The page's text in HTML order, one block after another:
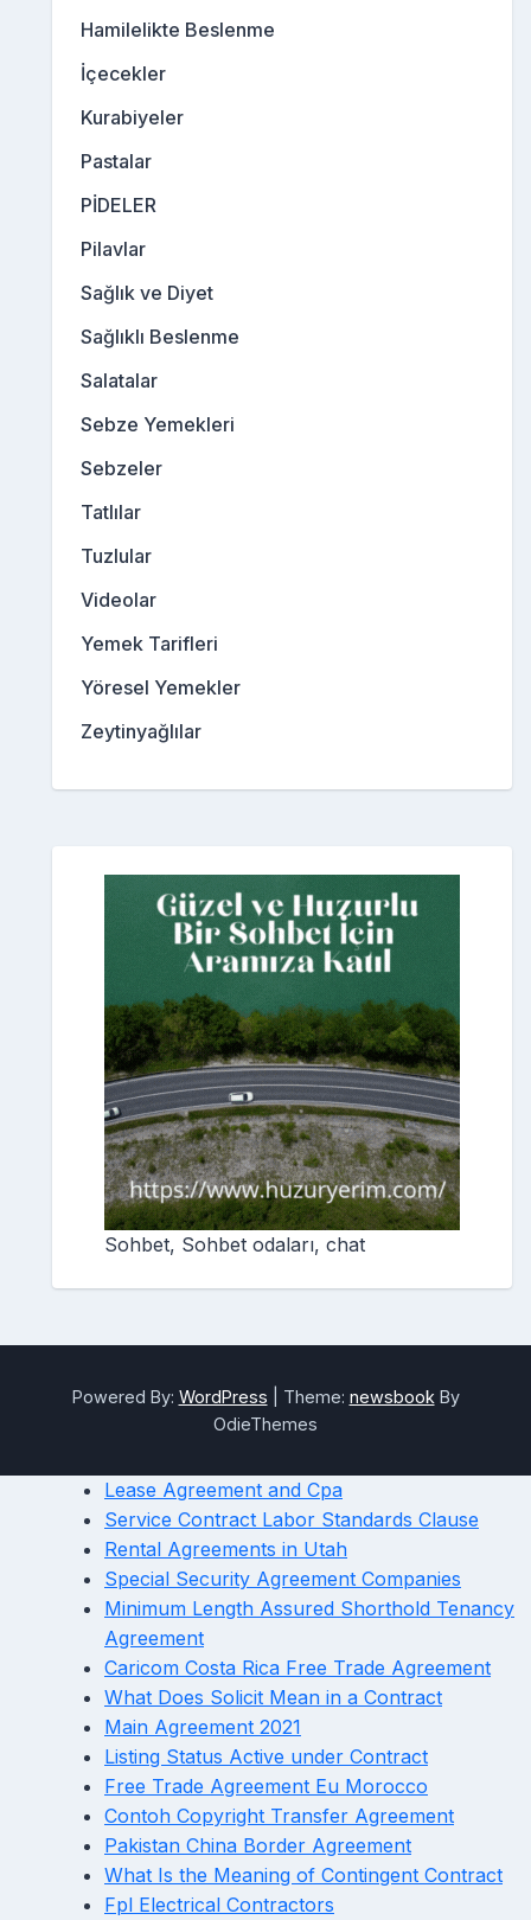
Hamilelikte Beslenme
İçecekler
Kurabiyeler
Pastalar
PİDELER
Pilavlar
Sağlık ve Diyet
Sağlıklı Beslenme
Salatalar
Sebze Yemekleri
Sebzeler
Tatlılar
Tuzlular
Videolar
Yemek Tarifleri
Yöresel Yemekler
Zeytinyağlılar
Sohbet, Sohbet odaları, chat
Powered By: WordPress Theme: newsbook By
OdieThemes
Lease Agreement and Cpa
Service Contract Labor Standards Clause
Rental Agreements in Utah
Special Security Agreement Companies
Minimum Length Assured Shorthold Tenancy
Agreement
Caricom Costa Rica Free Trade Agreement
What Does Solicit Mean in a Contract
Main Agreement 2021
Listing Status Active under Contract
Free Trade Agreement Eu Morocco
Contoh Copyright Transfer Agreement
Pakistan China Border Agreement
What Is the Meaning of Contingent Contract
Fpl Electrical Contractors